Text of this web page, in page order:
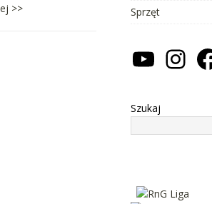
>>
Sprzęt
Szukaj